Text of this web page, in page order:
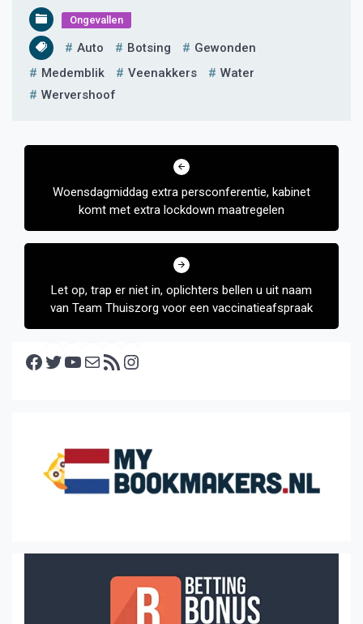
Ongevallen
Auto Botsing
Gewonden
Medemblik
Veenakkers
Water
Wervershoof
Bericht
Woensdagmiddag extra persconferentie, kabinet
komt met extra lockdown maatregelen
Let op, trap er niet in, oplichters bellen u uit naam
van Team Thuiszorg voor een vaccinatieafspraak
Facebook Twitter YouTube E-mail RSS feed